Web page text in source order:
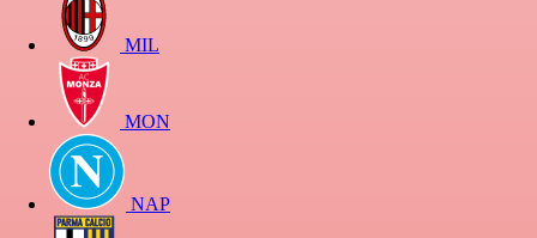
MIL
MON
NAP